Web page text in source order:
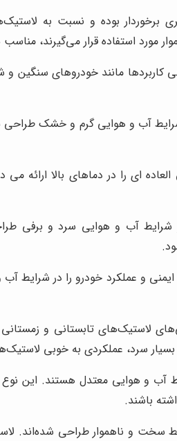
برخوردار بوده و نسبت به
مورد استفاده قرار می‌گیرند،
مانند خودروهای سنگین و
شرایط آب و هوایی گرم و خشک
ای را در دماهای بالا ارائه
شرایط آب و هوایی سرد و برفی
و عملکرد خودرو را در شرایط
لاستیک‌های تابستانی و
سرد، عملکردی به خوبی
آب و هوایی معتدل هستند. این
باشند.
سخت و ناهموار طراحی شده‌اند.